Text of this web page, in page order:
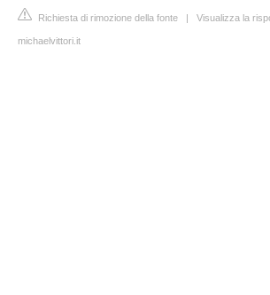
Richiesta di rimozione della fonte | Visualizza la
michaelvittori.it